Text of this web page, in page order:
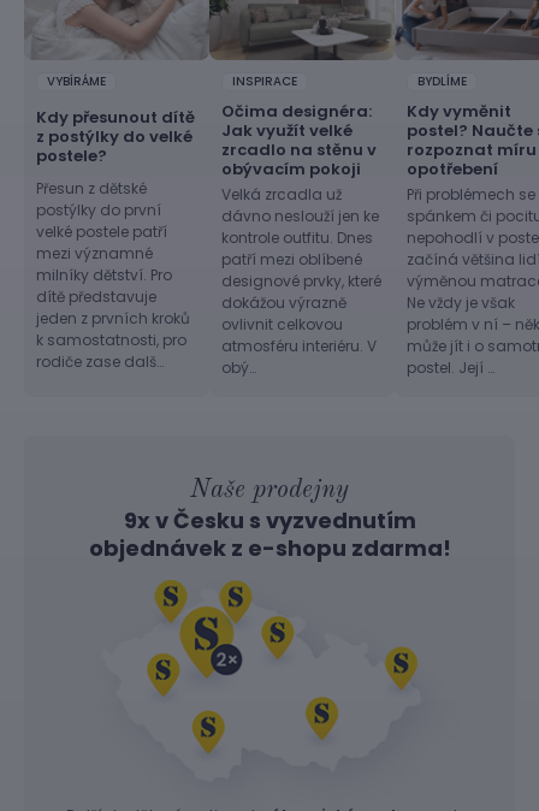
VYBÍRÁME
Kdy přesunout dítě
z postýlky do velké
postele?
Přesun z dětské
postýlky do první
velké postele patří
mezi významné
milníky dětství. Pro
dítě představuje
jeden z prvních kroků
k samostatnosti, pro
rodiče zase dalš…
INSPIRACE
Očima designéra:
Jak využít velké
zrcadlo na stěnu v
obývacím pokoji
Velká zrcadla už
dávno neslouží jen ke
kontrole outfitu. Dnes
patří mezi oblíbené
designové prvky, které
dokážou výrazně
ovlivnit celkovou
atmosféru interiéru. V
obý…
BYDLÍME
Kdy vyměnit
postel? Naučte
rozpoznat míru
opotřebení
Při problémech se
spánkem či
nepohodlí v
začíná většina
výměnou
Ne vždy je však
problém v ní –
může jít i o
postel. Její …
Naše prodejny
9x v Česku s vyzvednutím
objednávek z e-shopu zdarma!